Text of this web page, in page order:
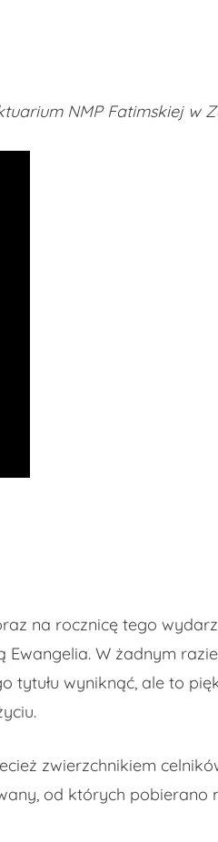
NMP Fatimskiej w
na rocznicę tego
Ewangelia. W żadnym
tytułu wyniknąć, ale to
zwierzchnikiem
od których